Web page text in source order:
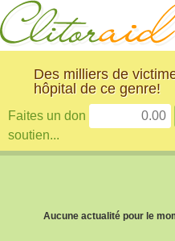
Des milliers de
hôpital de ce genre!
Faites un don
soutien...
Aucune actualité pour le